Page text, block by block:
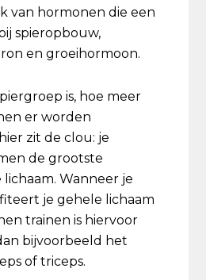
van hormonen die een
spieropbouw,
en groeihormoon.
is, hoe meer
er worden
zit de clou: je
de grootste
Wanneer je
je gehele lichaam
trainen is hiervoor
bijvoorbeeld het
of triceps.